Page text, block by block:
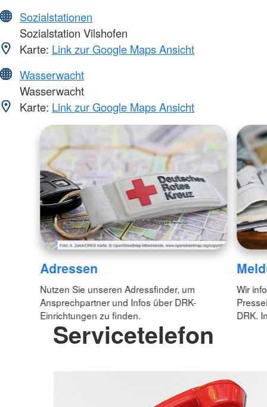
Sozialstationen
Sozialstation Vilshofen
Karte: Link zur Google Maps Ansicht
Wasserwacht
Wasserwacht
Karte: Link zur Google Maps Ansicht
Adressen
Nutzen Sie unseren Adressfinder, um
Ansprechpartner und Infos über DRK-
Einrichtungen zu finden.
Wir
DRK.
Servicetelefon